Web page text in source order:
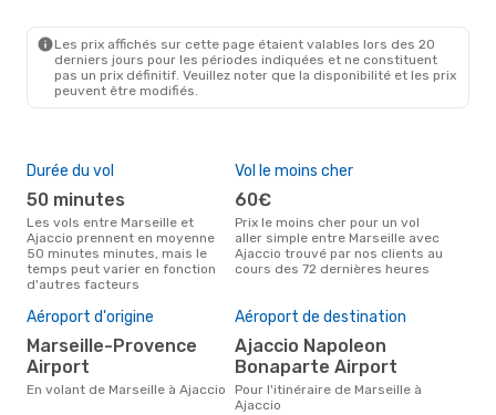
Les prix affichés sur cette page étaient valables lors des 20
derniers jours pour les périodes indiquées et ne constituent
pas un prix définitif. Veuillez noter que la disponibilité et les prix
peuvent être modifiés.
Durée du vol
50 minutes
Les vols entre Marseille et
Ajaccio prennent en moyenne
50 minutes minutes, mais le
temps peut varier en fonction
d'autres facteurs
Vol le moins cher
60€
Prix le moins cher pour un vol
aller simple entre Marseille avec
Ajaccio trouvé par nos clients au
cours des 72 dernières heures
Aéroport d'origine
Marseille-Provence
Airport
En volant de Marseille à Ajaccio
Aéroport de destination
Ajaccio Napoleon
Bonaparte Airport
Pour l'itinéraire de Marseille à
Ajaccio